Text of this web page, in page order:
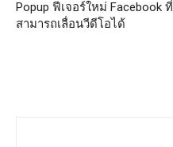
Popup ฟีเจอร์ใหม่ Facebook ที่
สามารถเลื่อนวีดีโอได้